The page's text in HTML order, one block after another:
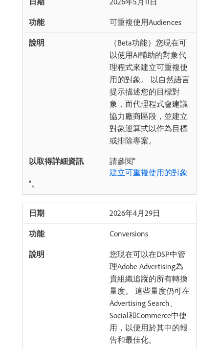
可重複使用Audiences
（Beta功能）您現在可
以使用AI輔助的對象代
理程式來建立可重複使
用的對象。 以自然語言
提示描述您的目標對
象，而代理程式會建議
協力廠商區段，並建立
對象運算式以作為目標
或排除專案。
請參閱"
建立可重複使用的對象
"。
2026年4月29日
Conversions
您現在可以在DSP中管
理Adobe Advertising為
貴組織追蹤的所有轉換
量度。 這些量度仍可在
Advertising Search、
Social和Commerce中使
用，以便用於其中的報
告和最佳化。